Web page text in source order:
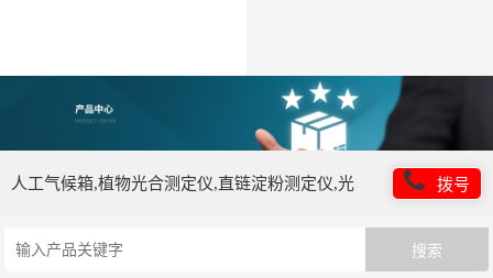
人工气候箱,植物光合测定仪,直链淀粉测定仪,光
照培养箱,植物营养测定仪
拨号